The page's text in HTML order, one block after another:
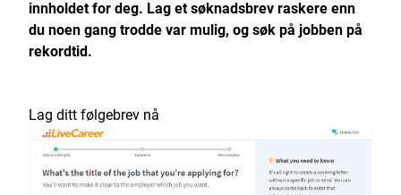
innholdet for deg. Lag et søknadsbrev raskere enn
du noen gang trodde var mulig, og søk på jobben på
rekordtid.
Lag ditt følgebrev nå